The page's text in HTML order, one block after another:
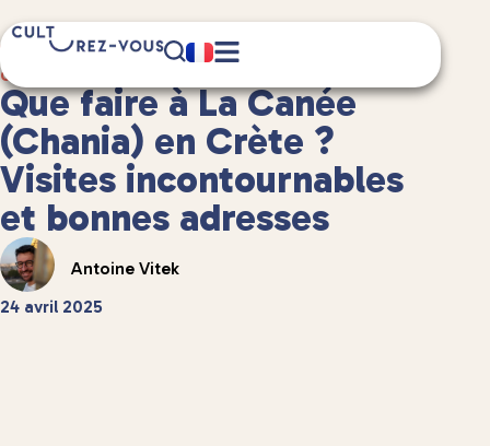
Guides de voyage
12 minute(s) de lecture
Que faire à La Canée
(Chania) en Crète ?
Visites incontournables
et bonnes adresses
Antoine Vitek
24 avril 2025